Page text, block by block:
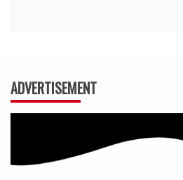
ADVERTISEMENT